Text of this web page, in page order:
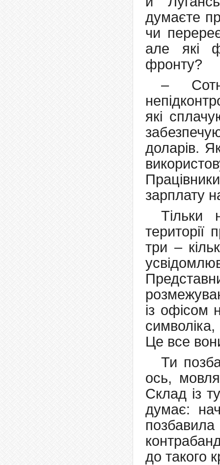
думаєте
чи
але які
фронту?
–
які
доларів.
зарплату
Тільки
три –
із офісом
Це все
Ти
ось,
Склад із
думає:
до такого